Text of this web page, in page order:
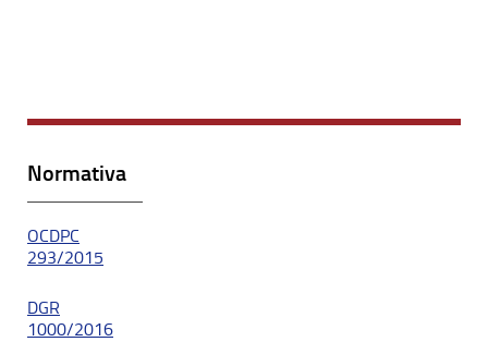
Normativa
OCDPC
293/2015
DGR
1000/2016